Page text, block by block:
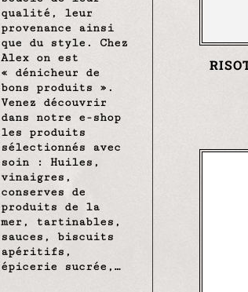
qualité, leur
provenance ainsi
que du style. Chez
Alex on est
« dénicheur de
bons produits ».
Venez découvrir
dans notre e-shop
les produits
sélectionnés avec
soin : Huiles,
vinaigres,
conserves de
produits de la
mer, tartinables,
sauces, biscuits
apéritifs,
épicerie sucrée,…